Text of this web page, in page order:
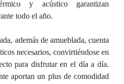
y acústico garantizan
todo el año.
además de amueblada, cuenta
necesarios, convirtiéndose en
para disfrutar en el día a día.
aportan un plus de comodidad